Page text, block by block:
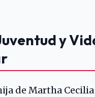
y
de Martha